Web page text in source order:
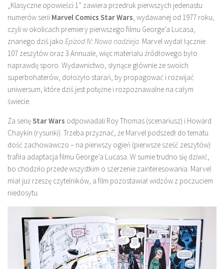
„Klasyczne opowieści 1” zawiera przedruk pierwszych jedenastu
numerów serii Marvel Comics Star Wars, wydawanej od 1977 roku,
czyli w okolicach premiery pierwszego filmu George’a Lucasa,
znanego dziś jako Epizod IV: Nowa nadzieja. Marvel wydał łącznie
107 zeszytów oraz 3 Annuale, więc materiału źródłowego było
naprawdę sporo. Wydawnictwo, słynące głównie ze swoich
superbohaterów, dołożyło starań, by propagować i rozwijać
uniwersum, które dziś jest potężne i rozpoznawalne na całym
świecie.
Za serięStar Wars odpowiadali Roy Thomas (scenariusz) i Howard
Chaykin (rysunki). Trzeba przyznać, że Marvel podszedł do tematu
dość zachowawczo – na pierwszy ogień (pierwsze sześć zeszytów)
trafiła adaptacja filmu George’a Lucasa. W sumie trudno się dziwić,
bo chodziło przede wszystkim o szerzenie zainteresowania. Marvel
miał już rzeszę czytelników, a film pozostawiał widzów z poczuciem
niedosytu.